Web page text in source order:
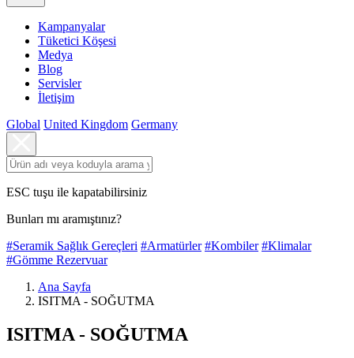
Kampanyalar
Tüketici Köşesi
Medya
Blog
Servisler
İletişim
Global United Kingdom Germany
ESC tuşu ile kapatabilirsiniz
Bunları mı aramıştınız?
#Seramik Sağlık Gereçleri #Armatürler #Kombiler #Klimalar
#Gömme Rezervuar
Ana Sayfa
ISITMA - SOĞUTMA
ISITMA - SOĞUTMA